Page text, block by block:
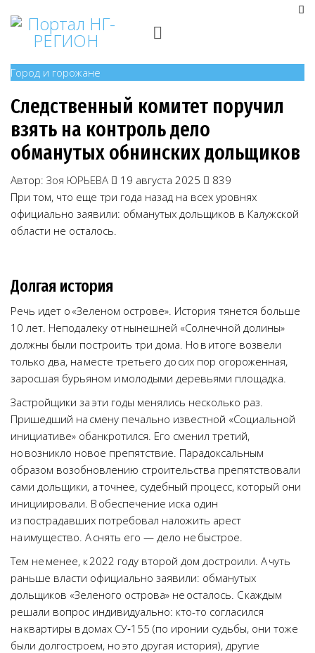
Город и горожане
Следственный комитет поручил
взять на контроль дело
обманутых обнинских дольщиков
Автор: Зоя ЮРЬЕВА 19 августа 2025
839
При том, что еще три года назад на всех уровнях
официально заявили: обманутых дольщиков в Калужской
области не осталось.
Долгая история
Речь идет о «Зеленом острове». История тянется больше
10 лет. Неподалеку от нынешней «Солнечной долины»
должны были построить три дома. Но в итоге возвели
только два, на месте третьего до сих пор огороженная,
заросшая бурьяном и молодыми деревьями площадка.
Застройщики за эти годы менялись несколько раз.
Пришедший на смену печально известной «Социальной
инициативе» обанкротился. Его сменил третий,
но возникло новое препятствие. Парадоксальным
образом возобновлению строительства препятствовали
сами дольщики, а точнее, судебный процесс, который они
инициировали. В обеспечение иска один
из пострадавших потребовал наложить арест
на имущество. А снять его — дело не быстрое.
Тем не менее, к 2022 году второй дом достроили. А чуть
раньше власти официально заявили: обманутых
дольщиков «Зеленого острова» не осталось. С каждым
решали вопрос индивидуально: кто-то согласился
на квартиры в домах СУ‑155 (по иронии судьбы, они тоже
были долгостроем, но это другая история), другие